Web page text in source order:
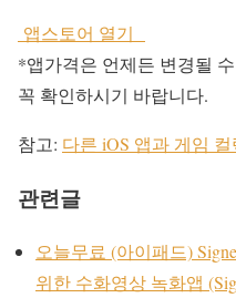
앱스토어 열기
*앱가격은 언제든 변경될
꼭 확인하시기 바랍니다.
참고: 다른 iOS 앱과 게임
관련글
오늘무료 (아이패드)
위한 수화영상 녹화앱